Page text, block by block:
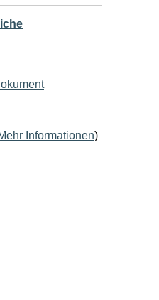
Informationen)